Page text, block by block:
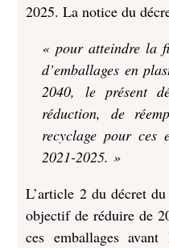
2025. La notice du
« pour atteindre la
d’emballages en
2040, le présent
réduction, de
recyclage pour ces
2021-2025. »
L’article 2 du décret
objectif de réduire de
ces emballages